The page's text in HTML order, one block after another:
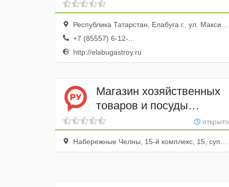
Республика Татарстан, Елабуга г., ул. Максима Горького, 102а
+7 (85557) 6-12-...
http://elabugastroy.ru
Магазин хозяйственных
товаров и посуды
1000 мелочей
открыто
Набережные Челны, 15-й комплекс, 15, супермаркет Fresco